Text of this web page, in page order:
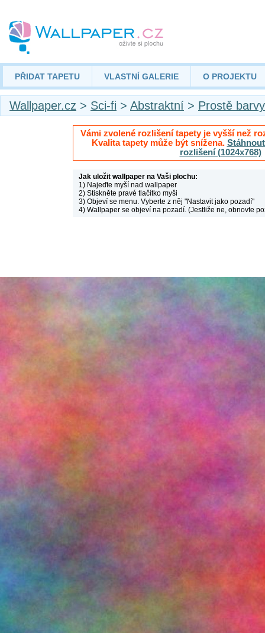
PŘIDAT TAPETU VLASTNÍ GALERIE O PROJEKTU
Wallpaper.cz > Sci-fi > Abstraktní > Prostě barvy
Vámi zvolené rozlišení tapety je vyšší než
Kvalita tapety může být snížena.
rozlišení (1024x768)
Jak uložit wallpaper na Vaši plochu:
1) Najeďte myší nad wallpaper
2) Stiskněte pravé tlačítko myši
3) Objeví se menu. Vyberte z něj "Nastavit jako pozadí"
4) Wallpaper se objeví na pozadí. (Jestliže ne, obnovte